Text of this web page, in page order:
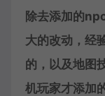
除去添加的
大的改动，经
的，以及地图
机玩家才添加